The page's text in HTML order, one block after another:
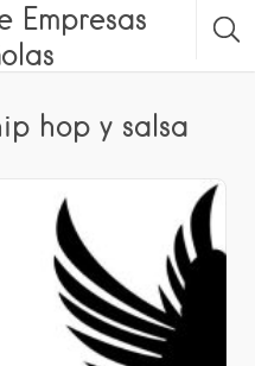
Empresas
hop y salsa